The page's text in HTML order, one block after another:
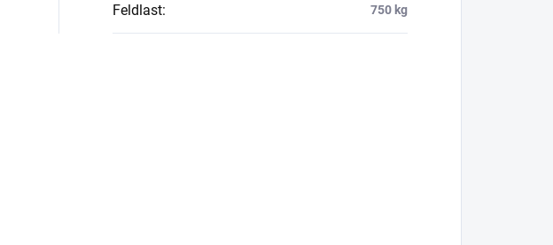
Feldlast: 750 kg